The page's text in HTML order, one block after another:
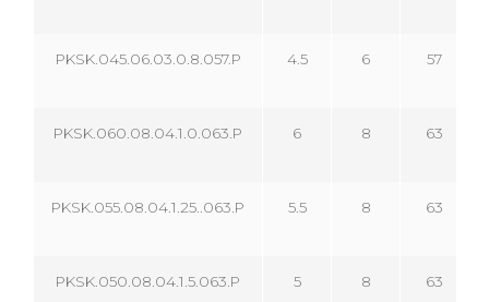
PKSK.045.06.03.0.8.057.P 4.5 6 57
PKSK.060.08.04.1.0.063.P 6 8 63
PKSK.055.08.04.1.25..063.P 5.5 8 63
PKSK.050.08.04.1.5.063.P 5 8 63